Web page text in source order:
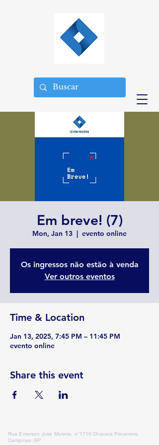
Em breve! (7)
Mon, Jan 13
  |
evento online
Os ingressos não estão à venda
Ver outros eventos
Time & Location
Jan 13, 2025, 7:45 PM – 11:45 PM
evento online
Share this event
Rua Emerson José Moreira, n°1710 Chácara Privamera,
Campinas /SP